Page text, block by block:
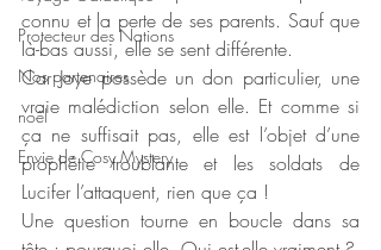
Protecteur des Nations
Nos partenaires
noêl
Envie de Cosy Mystery
connu et la perte de ses parents. Sauf que
là-bas aussi, elle se sent différente.
Car Joye possède un don particulier, une
vraie malédiction selon elle. Et comme si
ça ne suffisait pas, elle est l’objet d’une
prophétie troublante et les soldats de
Lucifer l’attaquent, rien que ça !
Une question tourne en boucle dans sa